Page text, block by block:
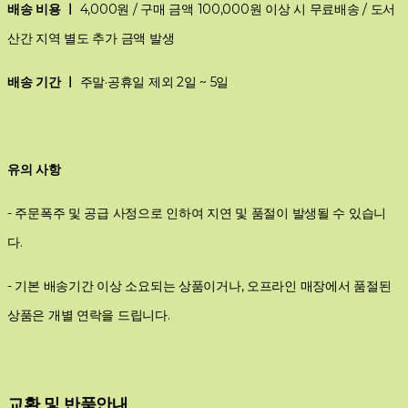
배송 비용 ㅣ 4,000원 / 구매 금액 100,000원 이상 시 무료배송 / 도서
산간 지역 별도 추가 금액 발생
배송 기간 ㅣ 주말·공휴일 제외 2일 ~ 5일
유의 사항
- 주문폭주 및 공급 사정으로 인하여 지연 및 품절이 발생될 수 있습니
다.
- 기본 배송기간 이상 소요되는 상품이거나, 오프라인 매장에서 품절된
상품은 개별 연락을 드립니다.